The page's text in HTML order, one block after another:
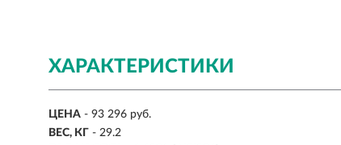
ХАРАКТЕРИСТИКИ
ЦЕНА - 93 296 руб.
ВЕС, КГ - 29.2